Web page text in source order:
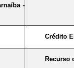
-
Crédito
Recurso